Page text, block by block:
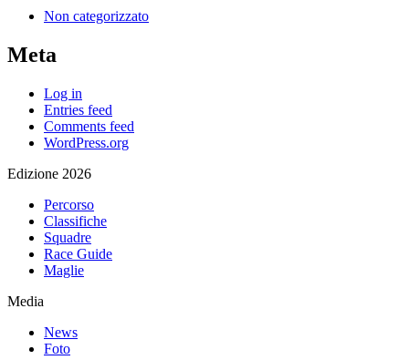
Non categorizzato
Meta
Log in
Entries feed
Comments feed
WordPress.org
Edizione 2026
Percorso
Classifiche
Squadre
Race Guide
Maglie
Media
News
Foto